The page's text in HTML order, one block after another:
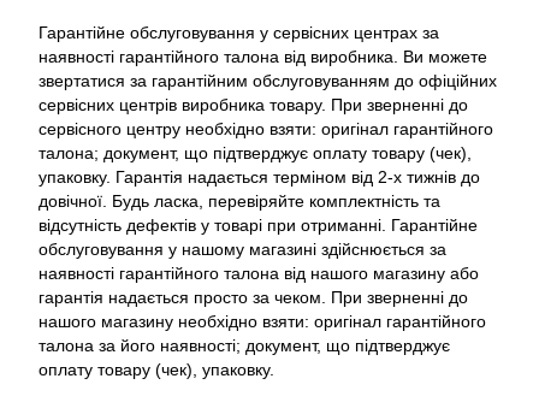
Гарантійне обслуговування у сервісних центрах за
наявності гарантійного талона від виробника. Ви можете
звертатися за гарантійним обслуговуванням до офіційних
сервісних центрів виробника товару. При зверненні до
сервісного центру необхідно взяти: оригінал гарантійного
талона; документ, що підтверджує оплату товару (чек),
упаковку. Гарантія надається терміном від 2-х тижнів до
довічної. Будь ласка, перевіряйте комплектність та
відсутність дефектів у товарі при отриманні. Гарантійне
обслуговування у нашому магазині здійснюється за
наявності гарантійного талона від нашого магазину або
гарантія надається просто за чеком. При зверненні до
нашого магазину необхідно взяти: оригінал гарантійного
талона за його наявності; документ, що підтверджує
оплату товару (чек), упаковку.